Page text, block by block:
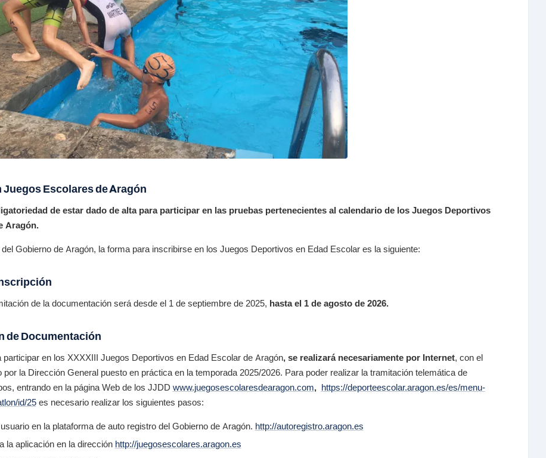
Escolares de Aragón
de estar dado de alta para participar en las pruebas pertenecientes al calendario de los Juegos Deportivos
Aragón.
Gobierno de Aragón, la forma para inscribirse en los Juegos Deportivos en Edad Escolar es la siguiente:
de la documentación será desde el 1 de septiembre de 2025, hasta el 1 de agosto de 2026.
de Documentación
en los XXXXIII Juegos Deportivos en Edad Escolar de Aragón, se realizará necesariamente por Internet, con el
por la Dirección General puesto en práctica en la temporada 2025/2026. Para poder realizar la tramitación telemática de
entrando en la página Web de los JJDD www.juegosescolaresdearagon.com, https://deporteescolar.aragon.es/es/menu-
id/25es necesario realizar los siguientes pasos:
en la plataforma de auto registro del Gobierno de Aragón. http://autoregistro.aragon.es
la aplicación en la dirección http://juegosescolares.aragon.es